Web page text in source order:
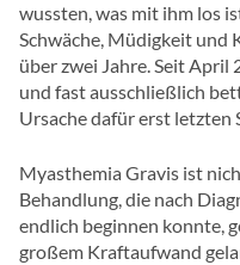
wussten, was mit ihm los
Schwäche, Müdigkeit und
über zwei Jahre. Seit April
und fast ausschließlich
Ursache dafür erst letzten
Myasthemia Gravis ist
Behandlung, die nach
endlich beginnen konnte,
großem Kraftaufwand